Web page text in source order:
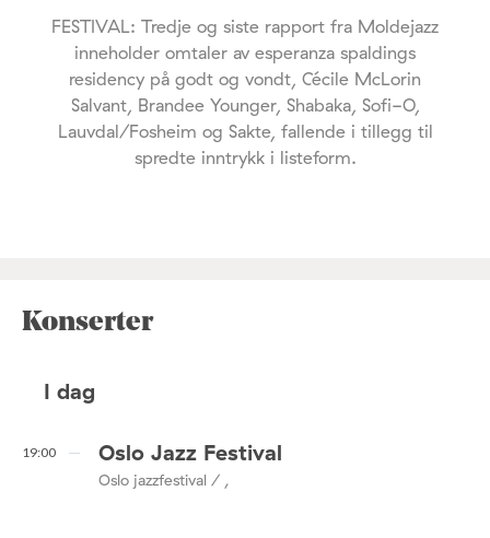
FESTIVAL: Tredje og siste rapport fra Moldejazz
inneholder omtaler av esperanza spaldings
residency på godt og vondt, Cécile McLorin
Salvant, Brandee Younger, Shabaka, Sofi-O,
Lauvdal/Fosheim og Sakte, fallende i tillegg til
spredte inntrykk i listeform.
Konserter
I dag
19:00 Oslo Jazz Festival
Oslo jazzfestival / ,